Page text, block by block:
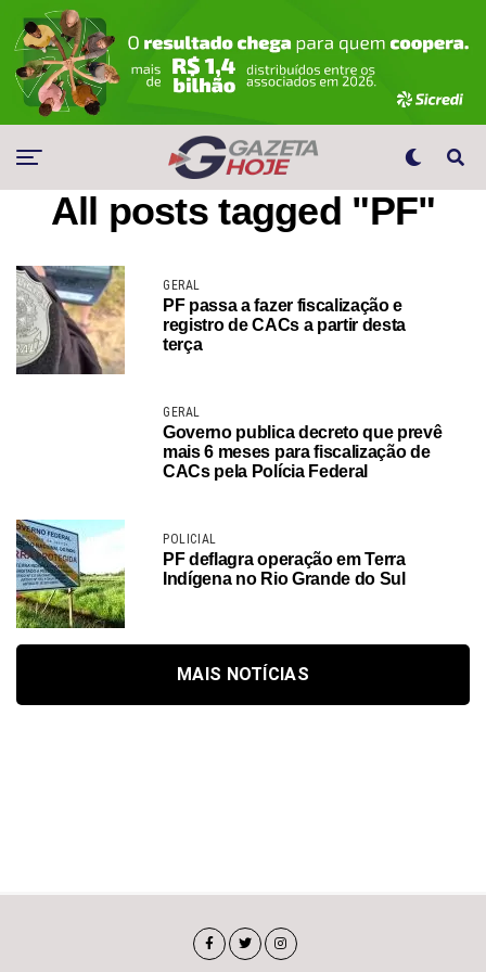
All posts tagged "PF"
GERAL
PF passa a fazer fiscalização e
registro de CACs a partir desta
terça
GERAL
Governo publica decreto que prevê
mais 6 meses para fiscalização de
CACs pela Polícia Federal
POLICIAL
PF deflagra operação em Terra
Indígena no Rio Grande do Sul
MAIS NOTÍCIAS